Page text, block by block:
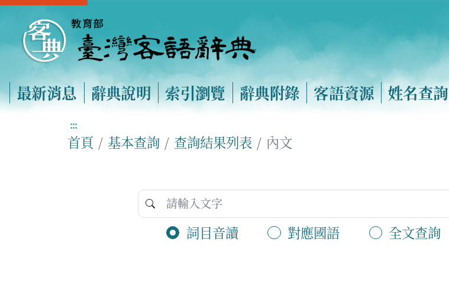
最新消息 辭典說明 索引瀏覽 辭典附錄 客語資源 姓名查詢
:::
首頁 基本查詢 查詢結果列表 內文
詞目音讀 對應國語 全文查詢